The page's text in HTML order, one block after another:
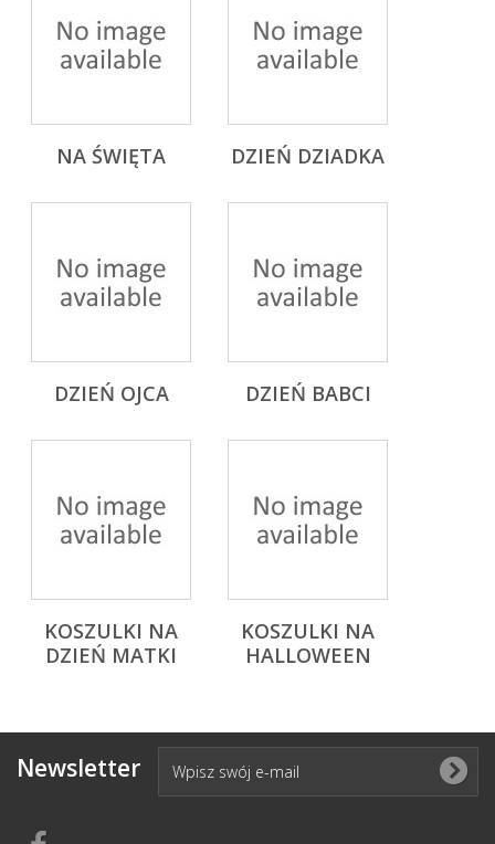
NA ŚWIĘTA DZIEŃ DZIADKA
DZIEŃ OJCA DZIEŃ BABCI
KOSZULKI NA
DZIEŃ MATKI
KOSZULKI NA
HALLOWEEN
Newsletter